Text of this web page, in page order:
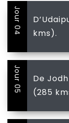
Jour 04
kms).
Jour 05
De
(285